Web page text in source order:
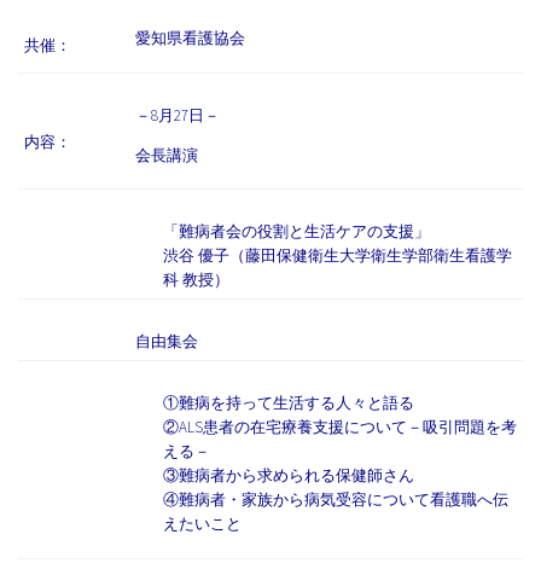
共催： 愛知県看護協会
内容：
－8月27日－
会長講演
「難病者会の役割と生活ケアの支援」
渋谷 優子（藤田保健衛生大学衛生学部衛生看護学
科 教授）
自由集会
①難病を持って生活する人々と語る
②ALS患者の在宅療養支援について－吸引問題を考
える－
③難病者から求められる保健師さん
④難病者・家族から病気受容について看護職へ伝
えたいこと